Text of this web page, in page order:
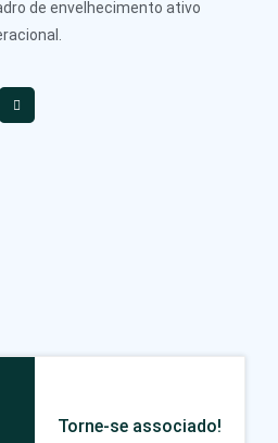
de envelhecimento ativo
Torne-se associado!